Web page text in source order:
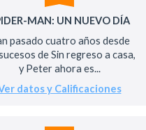
MAN: UN NUEVO DÍA
pasado cuatro años desde
de Sin regreso a casa,
y Peter ahora es...
datos y Calificaciones